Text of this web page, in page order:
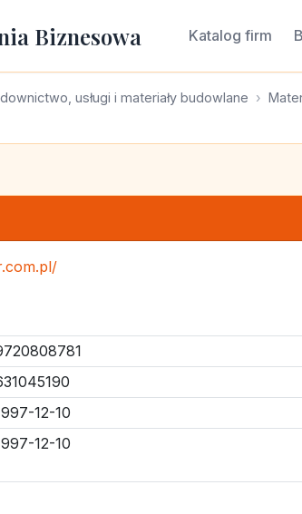
Biznesowa Katalog firm
usługi i materiały budowlane
12-10
12-10